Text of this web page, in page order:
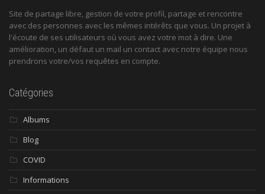
Site de partage libre, gestion de votre profil, partage et rencontre
avec des personnes avec les mêmes intérêts que vous. Un projet à
l'écoute de ses utilisateurs où vous avez votre mot à dire. Une
amélioration, un défaut un mail un contact avec notre équipe nous
prendrons votre/vos requêtes en compte.
Catégories
Albums
Blog
COVID
Informations